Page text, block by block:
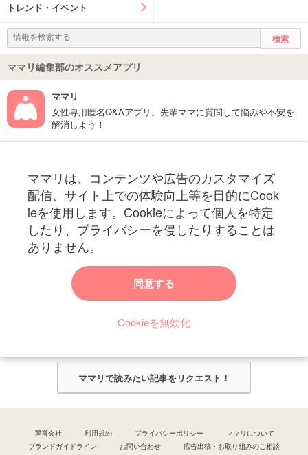
トレンド・イベント
ママリ編集部のオススメアプリ
ママリ
女性専用匿名Q&Aアプリ。先輩ママに質問して悩みや不安を
解消しよう！
ママリは、コンテンツや広告のカスタマイズ
配信、サイト上での体験向上等を目的にCook
ieを使用します。Cookieによって個人を特定
したり、プライバシーを侵したりすることは
ありません。
同意する
Cookieを無効化
妊娠〜子育て中のお役立ち情報を配信中
ママリからのお知らせ
ママリ編集部がみなさんのご意見をもとに記事を作成させていただきま
ママリで読みたい記事をリクエスト！
運営会社 利用規約 プライバシーポリシー
ママリについて
ブランドガイドライン
お問い合わせ
広告出稿・お取り組みのご相談